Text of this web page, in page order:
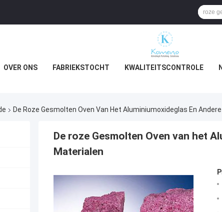
OVER ONS FABRIEKSTOCHT KWALITEITSCONTROLE
De Roze Gesmolten Oven Van Het Aluminiumoxideglas En
De roze Gesmolten Oven van het
Materialen